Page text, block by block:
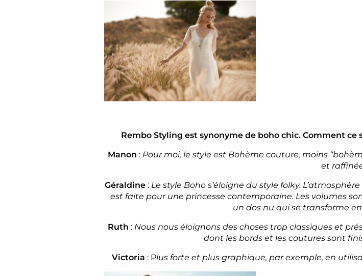
Rembo Styling est synonyme de boho chic. Comment
Manon : Pour moi, le style est Bohème couture, moins
et
Géraldine : Le style Boho s’éloigne du style folky.
est faite pour une princesse contemporaine. Les volumes
un dos nu qui se transforme
Ruth : Nous nous éloignons des choses trop classiques et
dont les bords et les coutures sont
Victoria : Plus forte et plus graphique, par exemple, en